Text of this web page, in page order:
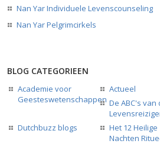
Nan Yar Individuele Levenscounseling
Nan Yar Pelgrimcirkels
BLOG CATEGORIEEN
Academie voor
Geesteswetenschappen
Actueel
De ABC's van
Dutchbuzz blogs
Het 12 Heilige
Nachten